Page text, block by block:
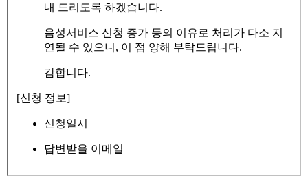
내 드리도록 하겠습니다.
음성서비스 신청 증가 등의 이유로 처리가 다소 지
연될 수 있으니, 이 점 양해 부탁드립니다.
감합니다.
[신청 정보]
신청일시
답변받을 이메일